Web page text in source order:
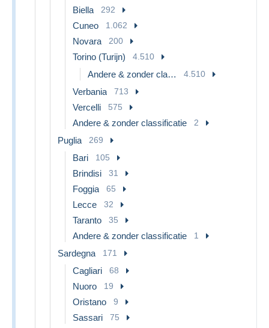
Biella 292
Cuneo 1.062
Novara 200
Torino (Turijn) 4.510
Andere & zonder classificatie 4.510
Verbania 713
Vercelli 575
Andere & zonder classificatie 2
Puglia 269
Bari 105
Brindisi 31
Foggia 65
Lecce 32
Taranto 35
Andere & zonder classificatie 1
Sardegna 171
Cagliari 68
Nuoro 19
Oristano 9
Sassari 75